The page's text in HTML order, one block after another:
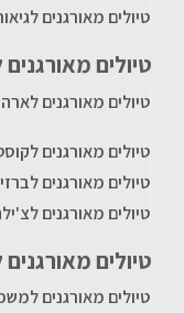
טיולים מאורגנים
טיולים
טיולים מאורגנים
טיולים מאורגנים
טיולים מאורגנים
טיולים מאורגנים
טיולים
טיולים מאורגנים